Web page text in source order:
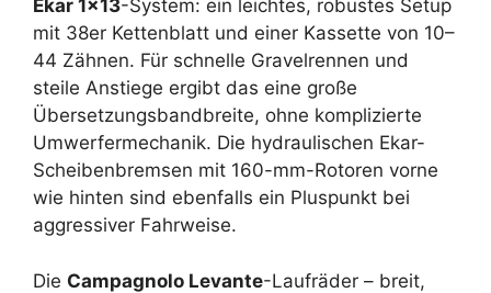
Ekar 1×13-System: ein leichtes, robustes Setup
mit 38er Kettenblatt und einer Kassette von 10–
44 Zähnen. Für schnelle Gravelrennen und
steile Anstiege ergibt das eine große
Übersetzungsbandbreite, ohne komplizierte
Umwerfermechanik. Die hydraulischen Ekar-
Scheibenbremsen mit 160-mm-Rotoren vorne
wie hinten sind ebenfalls ein Pluspunkt bei
aggressiver Fahrweise.
Die Campagnolo Levante-Laufräder – breit,